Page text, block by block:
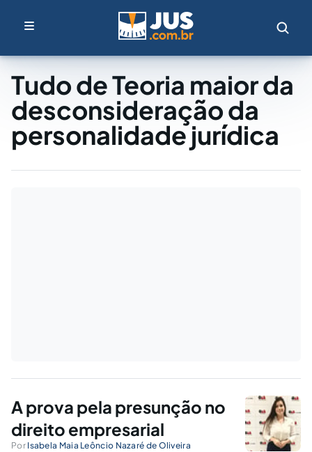
Tudo de Teoria maior da
desconsideração da
personalidade jurídica
A prova pela presunção no
direito empresarial
Por Isabela Maia Leôncio Nazaré de Oliveira